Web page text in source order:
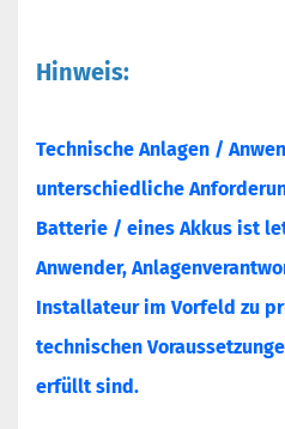
Hinweis:
Technische Anlagen /
unterschiedliche
Batterie / eines Akkus ist
Anwender,
Installateur im Vorfeld zu
technischen
erfüllt sind.